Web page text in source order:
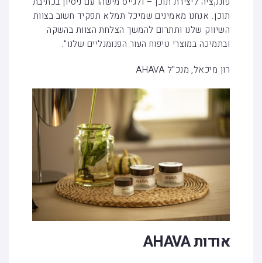
תוכן. אנחנו מאמינים שמיכל תמלא תפקיד חשוב בצוות
השיווק שלנו ותתרום להמשך הצלחת הצוות בהשקה
ובתמיכה במוצרי טיפוח העור הפנומנליים שלנו".
רון מיכאל, מנכ"ל AHAVA
אודות AHAVA